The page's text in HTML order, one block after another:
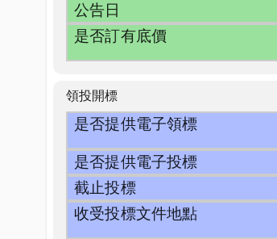
公告日
是否訂有底價
領投開標
是否提供電子領標
是否提供電子投標
截止投標
收受投標文件地點